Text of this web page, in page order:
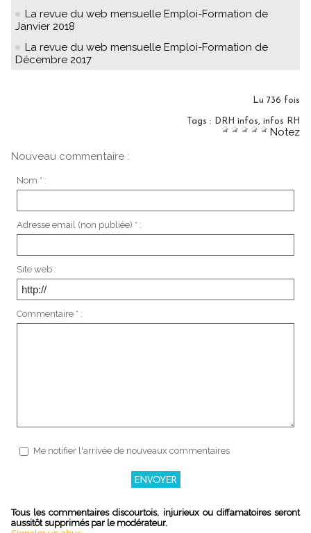
La revue du web mensuelle Emploi-Formation de
Janvier 2018
La revue du web mensuelle Emploi-Formation de
Décembre 2017
Lu 736 fois
Tags : DRH infos, infos RH
Notez
Nouveau commentaire :
Nom * :
Adresse email (non publiée) * :
Site web :
Commentaire * :
Me notifier l'arrivée de nouveaux commentaires
Tous les commentaires discourtois, injurieux ou diffamatoires seront
aussitôt supprimés par le modérateur.